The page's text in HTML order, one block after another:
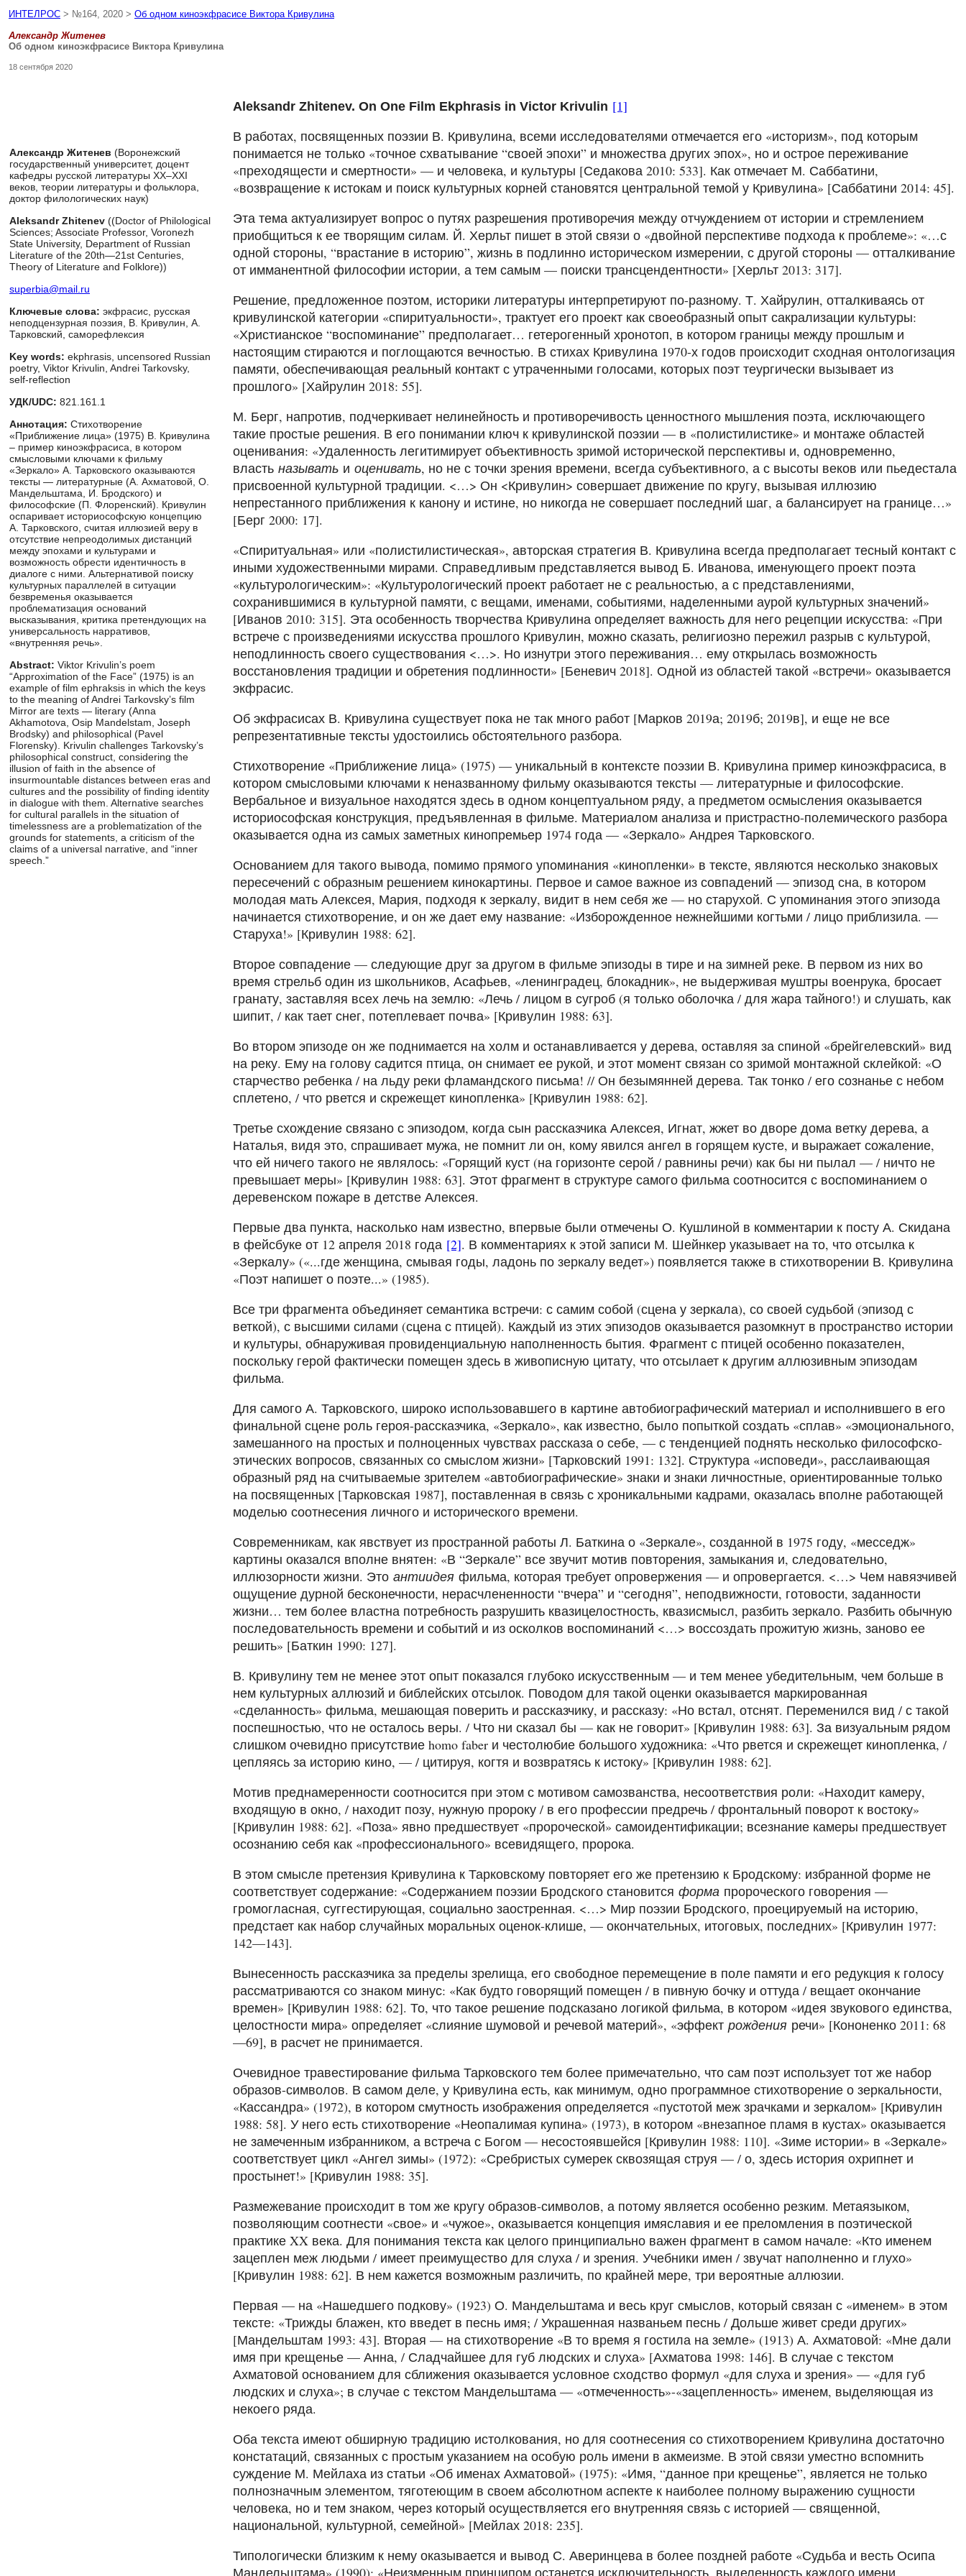
ИНТЕЛРОС > №164, 2020 > Об одном киноэкфрасисе Виктора Кривулина
Александр Житенев
Об одном киноэкфрасисе Виктора Кривулина
18 сентября 2020
Александр Житенев (Воронежский
государственный университет, доцент
кафедры русской литературы XX–XXI
веков, теории литературы и фольклора,
доктор филологических наук)
Aleksandr Zhitenev ((Doctor of Philological
Sciences; Associate Professor, Voronezh
State University, Department of Russian
Literature of the 20th—21st Centuries,
Theory of Literature and Folklore))
superbia@mail.ru
Ключевые слова: экфрасис, русская
неподцензурная поэзия, В. Кривулин, А.
Тарковский, саморефлексия
Key words: ekphrasis, uncensored Russian
poetry, Viktor Krivulin, Andrei Tarkovsky,
self-reflection
УДК/UDC: 821.161.1
Аннотация: Стихотворение
«Приближение лица» (1975) В. Кривулина
– пример киноэкфрасиса, в котором
смысловыми ключами к фильму
«Зеркало» А. Тарковского оказываются
тексты — литературные (А. Ахматовой, О.
Мандельштама, И. Бродского) и
философские (П. Флоренский). Кривулин
оспаривает историософскую концепцию
А. Тарковского, считая иллюзией веру в
отсутствие непреодолимых дистанций
между эпохами и культурами и
возможность обрести идентичность в
диалоге с ними. Альтернативой поиску
культурных параллелей в ситуации
безвременья оказывается
проблематизация оснований
высказывания, критика претендующих на
универсальность нарративов,
«внутренняя речь».
Abstract: Viktor Krivulin’s poem
“Approximation of the Face” (1975) is an
example of film ephraksis in which the keys
to the meaning of Andrei Tarkovsky’s film
Mirror are texts — literary (Anna
Akhamotova, Osip Mandelstam, Joseph
Brodsky) and philosophical (Pavel
Florensky). Krivulin challenges Tarkovsky’s
philosophical construct, considering the
illusion of faith in the absence of
insurmountable distances between eras and
cultures and the possibility of finding identity
in dialogue with them. Alternative searches
for cultural parallels in the situation of
timelessness are a problematization of the
grounds for statements, a criticism of the
claims of a universal narrative, and “inner
speech.”
Aleksandr Zhitenev. On One Film Ekphrasis in Victor Krivulin [1]
В работах, посвященных поэзии В. Кривулина, всеми исследователями отмечается его «историзм», под которым
понимается не только «точное схватывание “своей эпохи” и множества других эпох», но и острое переживание
«преходящести и смертности» — и человека, и культуры [Седакова 2010: 533]. Как отмечает М. Саббатини,
«возвращение к истокам и поиск культурных корней становятся центральной темой у Кривулина» [Саббатини 2014: 45].
Эта тема актуализирует вопрос о путях разрешения противоречия между отчуждением от истории и стремлением
приобщиться к ее творящим силам. Й. Херльт пишет в этой связи о «двойной перспективе подхода к проблеме»: «…с
одной стороны, “врастание в историю”, жизнь в подлинно историческом измерении, с другой стороны — отталкивание
от имманентной философии истории, а тем самым — поиски трансцендентности» [Херльт 2013: 317].
Решение, предложенное поэтом, историки литературы интерпретируют по-разному. Т. Хайрулин, отталкиваясь от
кривулинской категории «спиритуальности», трактует его проект как своеобразный опыт сакрализации культуры:
«Христианское “воспоминание” предполагает… гетерогенный хронотоп, в котором границы между прошлым и
настоящим стираются и поглощаются вечностью. В стихах Кривулина 1970-х годов происходит сходная онтологизация
памяти, обеспечивающая реальный контакт с утраченными голосами, которых поэт теургически вызывает из
прошлого» [Хайрулин 2018: 55].
М. Берг, напротив, подчеркивает нелинейность и противоречивость ценностного мышления поэта, исключающего
такие простые решения. В его понимании ключ к кривулинской поэзии — в «полистилистике» и монтаже областей
оценивания: «Удаленность легитимирует объективность зримой исторической перспективы и, одновременно,
власть называть и оценивать, но не с точки зрения времени, всегда субъективного, а с высоты веков или пьедестала
присвоенной культурной традиции. <…> Он <Кривулин> совершает движение по кругу, вызывая иллюзию
непрестанного приближения к канону и истине, но никогда не совершает последний шаг, а балансирует на границе…»
[Берг 2000: 17].
«Спиритуальная» или «полистилистическая», авторская стратегия В. Кривулина всегда предполагает тесный контакт с
иными художественными мирами. Справедливым представляется вывод Б. Иванова, именующего проект поэта
«культурологическим»: «Культурологический проект работает не с реальностью, а с представлениями,
сохранившимися в культурной памяти, с вещами, именами, событиями, наделенными аурой культурных значений»
[Иванов 2010: 315]. Эта особенность творчества Кривулина определяет важность для него рецепции искусства: «При
встрече с произведениями искусства прошлого Кривулин, можно сказать, религиозно пережил разрыв с культурой,
неподлинность своего существования <…>. Но изнутри этого переживания… ему открылась возможность
восстановления традиции и обретения подлинности» [Беневич 2018]. Одной из областей такой «встречи» оказывается
экфрасис.
Об экфрасисах В. Кривулина существует пока не так много работ [Марков 2019а; 2019б; 2019в], и еще не все
репрезентативные тексты удостоились обстоятельного разбора.
Стихотворение «Приближение лица» (1975) — уникальный в контексте поэзии В. Кривулина пример киноэкфрасиса, в
котором смысловыми ключами к неназванному фильму оказываются тексты — литературные и философские.
Вербальное и визуальное находятся здесь в одном концептуальном ряду, а предметом осмысления оказывается
историософская конструкция, предъявленная в фильме. Материалом анализа и пристрастно-полемического разбора
оказывается одна из самых заметных кинопремьер 1974 года — «Зеркало» Андрея Тарковского.
Основанием для такого вывода, помимо прямого упоминания «кинопленки» в тексте, являются несколько знаковых
пересечений с образным решением кинокартины. Первое и самое важное из совпадений — эпизод сна, в котором
молодая мать Алексея, Мария, подходя к зеркалу, видит в нем себя же — но старухой. С упоминания этого эпизода
начинается стихотворение, и он же дает ему название: «Изборожденное нежнейшими когтьми / лицо приблизила. —
Старуха!» [Кривулин 1988: 62].
Второе совпадение — следующие друг за другом в фильме эпизоды в тире и на зимней реке. В первом из них во
время стрельб один из школьников, Асафьев, «ленинградец, блокадник», не выдерживая муштры военрука, бросает
гранату, заставляя всех лечь на землю: «Лечь / лицом в сугроб (я только оболочка / для жара тайного!) и слушать, как
шипит, / как тает снег, потеплевает почва» [Кривулин 1988: 63].
Во втором эпизоде он же поднимается на холм и останавливается у дерева, оставляя за спиной «брейгелевский» вид
на реку. Ему на голову садится птица, он снимает ее рукой, и этот момент связан со зримой монтажной склейкой: «О
старчество ребенка / на льду реки фламандского письма! // Он безымянней дерева. Так тонко / его сознанье с небом
сплетено, / что рвется и скрежещет кинопленка» [Кривулин 1988: 62].
Третье схождение связано с эпизодом, когда сын рассказчика Алексея, Игнат, жжет во дворе дома ветку дерева, а
Наталья, видя это, спрашивает мужа, не помнит ли он, кому явился ангел в горящем кусте, и выражает сожаление,
что ей ничего такого не являлось: «Горящий куст (на горизонте серой / равнины речи) как бы ни пылал — / ничто не
превышает меры» [Кривулин 1988: 63]. Этот фрагмент в структуре самого фильма соотносится с воспоминанием о
деревенском пожаре в детстве Алексея.
Первые два пункта, насколько нам известно, впервые были отмечены О. Кушлиной в комментарии к посту А. Скидана
в фейсбуке от 12 апреля 2018 года [2]. В комментариях к этой записи М. Шейнкер указывает на то, что отсылка к
«Зеркалу» («...где женщина, смывая годы, ладонь по зеркалу ведет») появляется также в стихотворении В. Кривулина
«Поэт напишет о поэте...» (1985).
Все три фрагмента объединяет семантика встречи: с самим собой (сцена у зеркала), со своей судьбой (эпизод с
веткой), с высшими силами (сцена с птицей). Каждый из этих эпизодов оказывается разомкнут в пространство истории
и культуры, обнаруживая провиденциальную наполненность бытия. Фрагмент с птицей особенно показателен,
поскольку герой фактически помещен здесь в живописную цитату, что отсылает к другим аллюзивным эпизодам
фильма.
Для самого А. Тарковского, широко использовавшего в картине автобиографический материал и исполнившего в его
финальной сцене роль героя-рассказчика, «Зеркало», как известно, было попыткой создать «сплав» «эмоционального,
замешанного на простых и полноценных чувствах рассказа о себе, — с тенденцией поднять несколько философско-
этических вопросов, связанных со смыслом жизни» [Тарковский 1991: 132]. Структура «исповеди», расслаивающая
образный ряд на считываемые зрителем «автобиографические» знаки и знаки личностные, ориентированные только
на посвященных [Тарковская 1987], поставленная в связь с хроникальными кадрами, оказалась вполне работающей
моделью соотнесения личного и исторического времени.
Современникам, как явствует из пространной работы Л. Баткина о «Зеркале», созданной в 1975 году, «месседж»
картины оказался вполне внятен: «В “Зеркале” все звучит мотив повторения, замыкания и, следовательно,
иллюзорности жизни. Это антиидея фильма, которая требует опровержения — и опровергается. <…> Чем навязчивей
ощущение дурной бесконечности, нерасчлененности “вчера” и “сегодня”, неподвижности, готовости, заданности
жизни… тем более властна потребность разрушить квазицелостность, квазисмысл, разбить зеркало. Разбить обычную
последовательность времени и событий и из осколков воспоминаний <…> воссоздать прожитую жизнь, заново ее
решить» [Баткин 1990: 127].
В. Кривулину тем не менее этот опыт показался глубоко искусственным — и тем менее убедительным, чем больше в
нем культурных аллюзий и библейских отсылок. Поводом для такой оценки оказывается маркированная
«сделанность» фильма, мешающая поверить и рассказчику, и рассказу: «Но встал, отснят. Переменился вид / с такой
поспешностью, что не осталось веры. / Что ни сказал бы — как не говорит» [Кривулин 1988: 63]. За визуальным рядом
слишком очевидно присутствие homo faber и честолюбие большого художника: «Что рвется и скрежещет кинопленка, /
цепляясь за историю кино, — / цитируя, когтя и возвратясь к истоку» [Кривулин 1988: 62].
Мотив преднамеренности соотносится при этом с мотивом самозванства, несоответствия роли: «Находит камеру,
входящую в окно, / находит позу, нужную пророку / в его профессии предречь / фронтальный поворот к востоку»
[Кривулин 1988: 62]. «Поза» явно предшествует «пророческой» самоидентификации; всезнание камеры предшествует
осознанию себя как «профессионального» всевидящего, пророка.
В этом смысле претензия Кривулина к Тарковскому повторяет его же претензию к Бродскому: избранной форме не
соответствует содержание: «Содержанием поэзии Бродского становится форма пророческого говорения —
громогласная, суггестирующая, социально заостренная. <…> Мир поэзии Бродского, проецируемый на историю,
предстает как набор случайных моральных оценок-клише, — окончательных, итоговых, последних» [Кривулин 1977:
142—143].
Вынесенность рассказчика за пределы зрелища, его свободное перемещение в поле памяти и его редукция к голосу
рассматриваются со знаком минус: «Как будто говорящий помещен / в пивную бочку и оттуда / вещает окончание
времен» [Кривулин 1988: 62]. То, что такое решение подсказано логикой фильма, в котором «идея звукового единства,
целостности мира» определяет «слияние шумовой и речевой материй», «эффект рождения речи» [Кононенко 2011: 68
—69], в расчет не принимается.
Очевидное травестирование фильма Тарковского тем более примечательно, что сам поэт использует тот же набор
образов-символов. В самом деле, у Кривулина есть, как минимум, одно программное стихотворение о зеркальности,
«Кассандра» (1972), в котором смутность изображения определяется «пустотой меж зрачками и зеркалом» [Кривулин
1988: 58]. У него есть стихотворение «Неопалимая купина» (1973), в котором «внезапное пламя в кустах» оказывается
не замеченным избранником, а встреча с Богом — несостоявшейся [Кривулин 1988: 110]. «Зиме истории» в «Зеркале»
соответствует цикл «Ангел зимы» (1972): «Сребристых сумерек сквозящая струя — / о, здесь история охрипнет и
простынет!» [Кривулин 1988: 35].
Размежевание происходит в том же кругу образов-символов, а потому является особенно резким. Метаязыком,
позволяющим соотнести «свое» и «чужое», оказывается концепция имяславия и ее преломления в поэтической
практике XX века. Для понимания текста как целого принципиально важен фрагмент в самом начале: «Кто именем
зацеплен меж людьми / имеет преимущество для слуха / и зрения. Учебники имен / звучат наполненно и глухо»
[Кривулин 1988: 62]. В нем кажется возможным различить, по крайней мере, три вероятные аллюзии.
Первая — на «Нашедшего подкову» (1923) О. Мандельштама и весь круг смыслов, который связан с «именем» в этом
тексте: «Трижды блажен, кто введет в песнь имя; / Украшенная названьем песнь / Дольше живет среди других»
[Мандельштам 1993: 43]. Вторая — на стихотворение «В то время я гостила на земле» (1913) А. Ахматовой: «Мне дали
имя при крещенье — Анна, / Сладчайшее для губ людских и слуха» [Ахматова 1998: 146]. В случае с текстом
Ахматовой основанием для сближения оказывается условное сходство формул «для слуха и зрения» — «для губ
людских и слуха»; в случае с текстом Мандельштама — «отмеченность»-«зацепленность» именем, выделяющая из
некоего ряда.
Оба текста имеют обширную традицию истолкования, но для соотнесения со стихотворением Кривулина достаточно
констатаций, связанных с простым указанием на особую роль имени в акмеизме. В этой связи уместно вспомнить
суждение М. Мейлаха из статьи «Об именах Ахматовой» (1975): «Имя, “данное при крещенье”, является не только
полнозначным элементом, тяготеющим в своем абсолютном аспекте к наиболее полному выражению сущности
человека, но и тем знаком, через который осуществляется его внутренняя связь с историей — священной,
национальной, культурной, семейной» [Мейлах 2018: 235].
Типологически близким к нему оказывается и вывод С. Аверинцева в более поздней работе «Судьба и весть Осипа
Мандельштама» (1990): «Неизменным принципом останется исключительность, выделенность каждого имени